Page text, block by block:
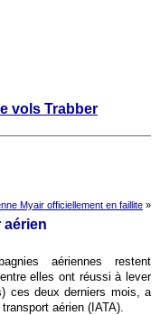
vols Trabber
Myair officiellement en faillite »
aérien
aériennes restent
elles ont réussi à lever
ces deux derniers mois, a
aérien (IATA).